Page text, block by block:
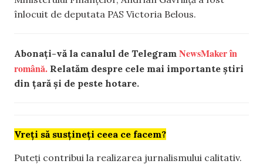
înlocuit de deputata PAS Victoria Belous.
Abonați-vă la canalul de Telegram NewsMaker în
română. Relatăm despre cele mai importante știri
din țară și de peste hotare.
Vreți să susțineți ceea ce facem?
Puteți contribui la realizarea jurnalismului calitativ.